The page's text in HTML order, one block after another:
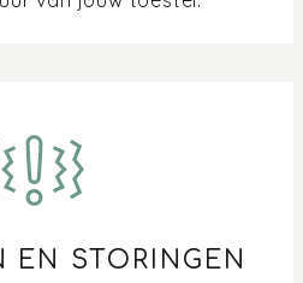
de dampkap in de
EN STORINGEN